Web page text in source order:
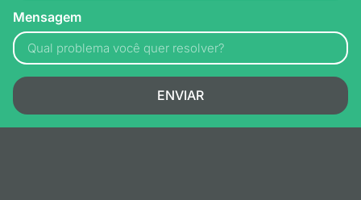
Mensagem
ENVIAR